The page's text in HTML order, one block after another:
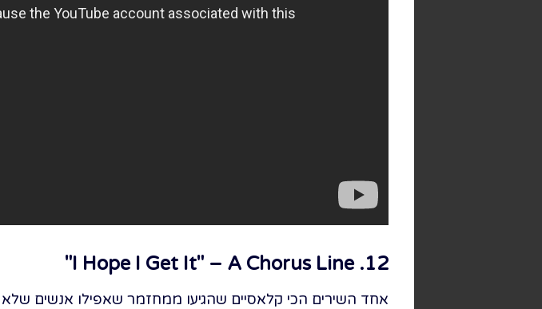
12. I Hope I Get It" – A Chorus Line"
אחד השירים הכי קלאסיים שהגיעו ממחזמר שאפילו אנשים